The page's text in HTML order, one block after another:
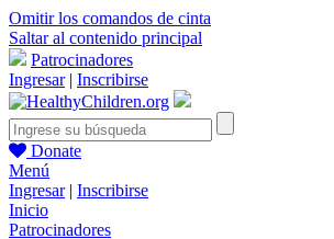
Omitir los comandos de cinta
Saltar al contenido principal
Patrocinadores
Ingresar| Inscribirse
Donate
Menú
Ingresar| Inscribirse
Inicio
Patrocinadores